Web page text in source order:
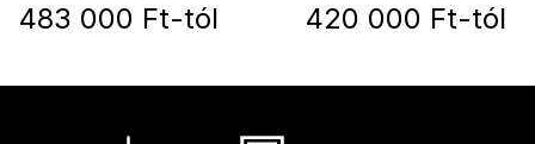
483 000 Ft-tól 420 000 Ft-tól